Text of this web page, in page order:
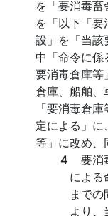
を「要消毒畜
を「以下「
設」を「当該
中「命令に係
要消毒倉庫等
倉庫、船舶、
「要消毒倉
定による」
等」に改め、
４ 要消
による
まで
より